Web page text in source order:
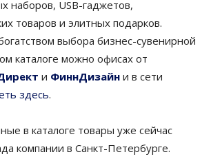
наборов, USB-гаджетов,
товаров и элитных подарков.
выбора бизнес-сувенирной
каталоге можно офисах от
и ФиннДизайн и в сети
здесь.
в каталоге товары уже сейчас
компании в Санкт-Петербурге.